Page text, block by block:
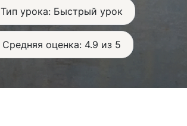
Тип урока: Быстрый урок
Средняя оценка: 4.9 из 5